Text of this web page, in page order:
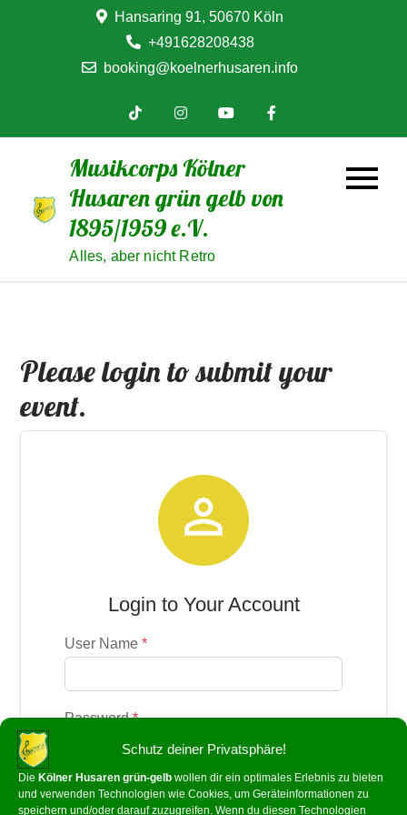
Schutz deiner Privatsphäre!
Die Kölner Husaren grün-gelb wollen dir ein optimales Erlebnis zu bieten
und verwenden Technologien wie Cookies, um Geräteinformationen zu
speichern und/oder darauf zuzugreifen. Wenn du diesen Technologien
Hansaring 91, 50670 Köln
+491628208438
booking@koelnerhusaren.info
Musikcorps Kölner
Husaren grün gelb von
1895/1959 e.V.
Alles, aber nicht Retro
Please login to submit your
event.

Login to Your Account
User Name*
Password*
Remember me Forgot password?Hier klicken